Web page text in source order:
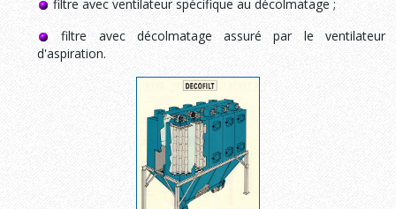
filtre avec ventilateur spécifique au décolmatage ;
filtre avec décolmatage assuré par le ventilateur
d'aspiration.